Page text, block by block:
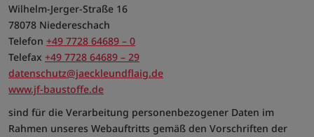
Wilhelm-Jerger-Straße 16
78078 Niedereschach
Telefon +49 7728 64689 – 0
Telefax +49 7728 64689 – 29
datenschutz@jaeckleundflaig.de
www.jf-baustoffe.de
sind für die Verarbeitung personenbezogener Daten im
Rahmen unseres Webauftritts gemäß den Vorschriften der